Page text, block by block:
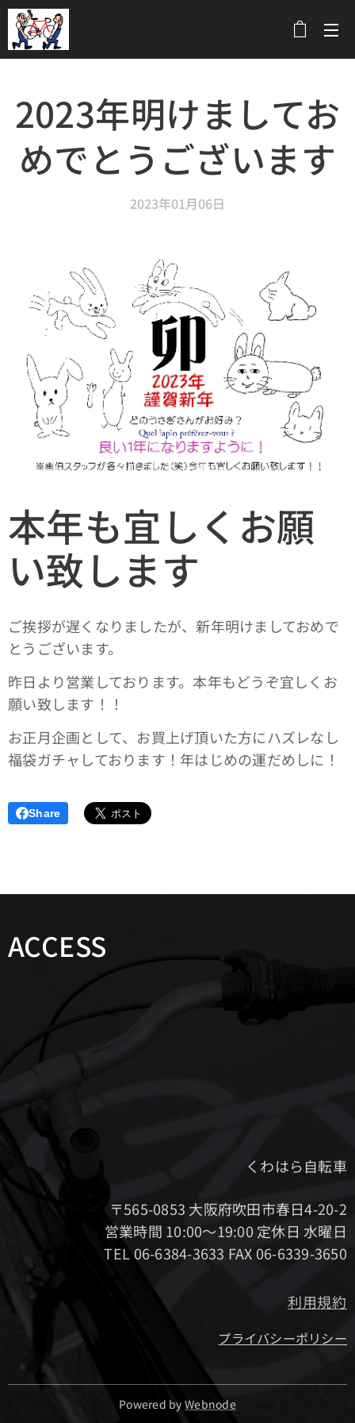
2023年明けましてお
めでとうございます
2023年01月06日
本年も宜しくお願
い致します
ご挨拶が遅くなりましたが、新年明けましておめで
とうございます。
昨日より営業しております。本年もどうぞ宜しくお
願い致します！！
お正月企画として、お買上げ頂いた方にハズレなし
福袋ガチャしております！年はじめの運だめしに！
Share
ACCESS
くわはら自転車
〒565-0853 大阪府吹田市春日4-20-2
営業時間 10:00～19:00 定休日 水曜日
TEL 06-6384-3633 FAX 06-6339-3650
利用規約
プライバシーポリシー
Powered byWebnode